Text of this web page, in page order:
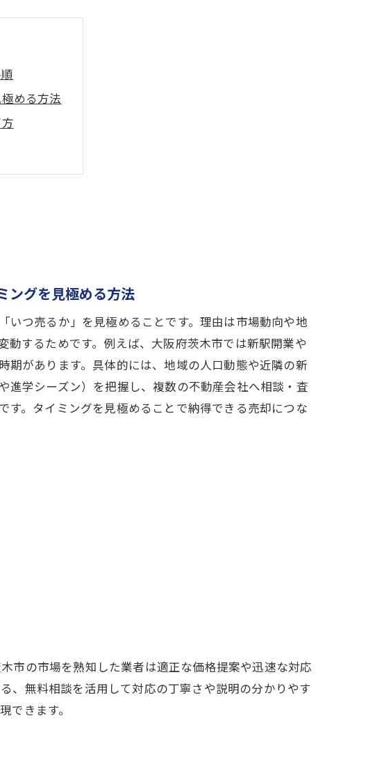
める方法
は
ト
イス
底比較
説
準
ングを見極める方法
いつ売るか」を見極めることです。理由は市場動向や地
動するためです。例えば、大阪府茨木市では新駅開業や
期があります。具体的には、地域の人口動態や近隣の新
進学シーズン）を把握し、複数の不動産会社へ相談・査
す。タイミングを見極めることで納得できる売却につな
市の市場を熟知した業者は適正な価格提案や迅速な対応
、無料相談を活用して対応の丁寧さや説明の分かりやす
できます。